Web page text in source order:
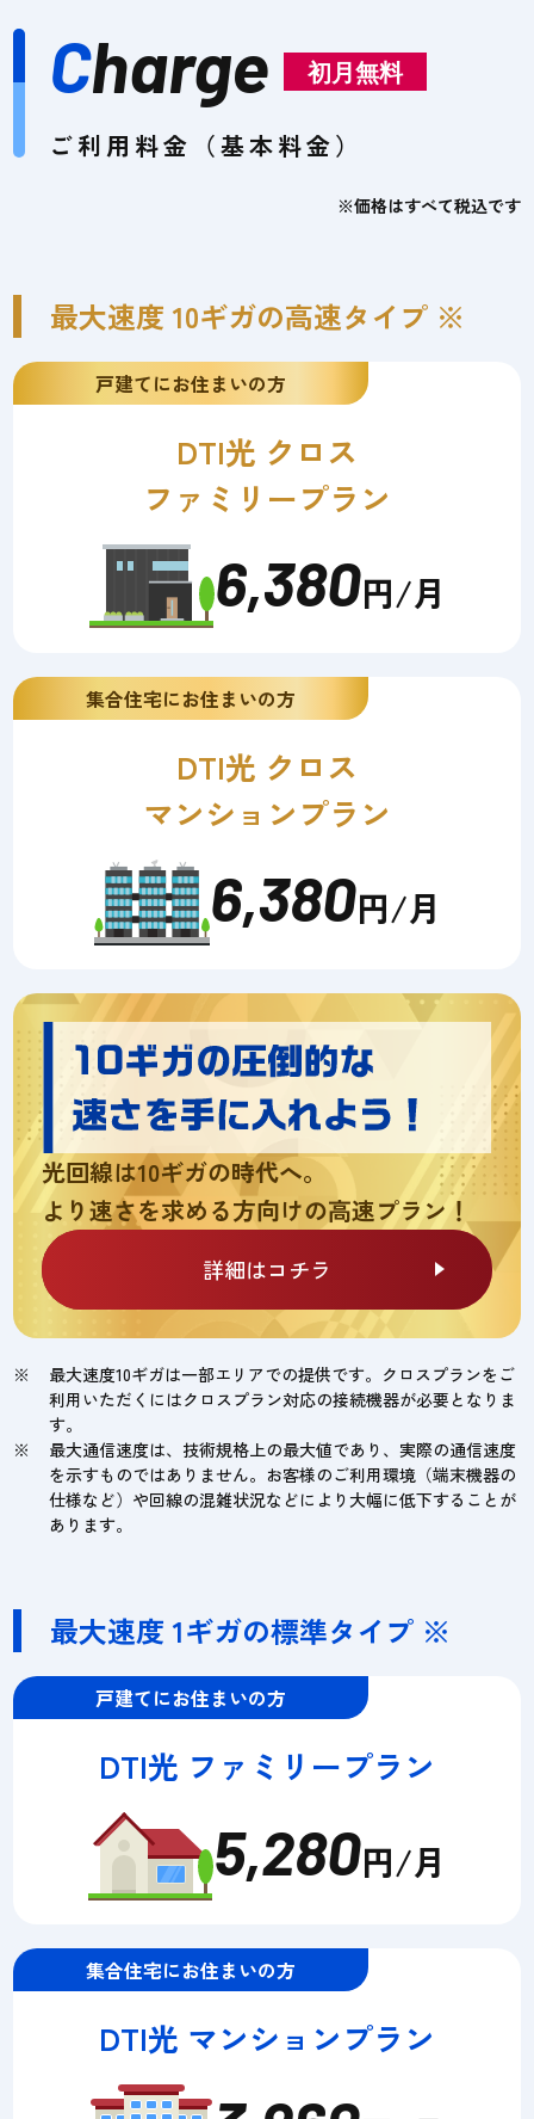
Charge 初月無料
ご利用料金（基本料金）
※価格はすべて税込です
最大速度 10ギガの高速タイプ ※
戸建てにお住まいの方
DTI光 クロス
ファミリープラン
6,380円/月
集合住宅にお住まいの方
DTI光 クロス
マンションプラン
6,380円/月
光回線は10ギガの時代へ。
より速さを求める方向けの高速プラン！
詳細はコチラ
最大速度10ギガは一部エリアでの提供です。クロスプランをご
利用いただくにはクロスプラン対応の接続機器が必要となりま
す。
最大通信速度は、技術規格上の最大値であり、実際の通信速度
を示すものではありません。お客様のご利用環境（端末機器の
仕様など）や回線の混雑状況などにより大幅に低下することが
あります。
最大速度 1ギガの標準タイプ ※
戸建てにお住まいの方
DTI光 ファミリープラン
5,280円/月
集合住宅にお住まいの方
DTI光 マンションプラン